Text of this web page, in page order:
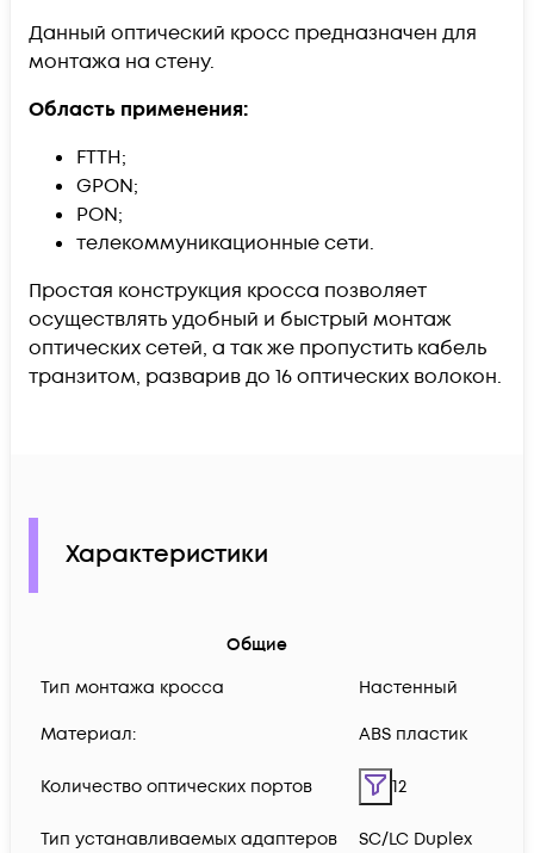
Данный оптический кросс предназначен для
монтажа на стену.
Область применения:
FTTH;
GPON;
PON;
телекоммуникационные сети.
Простая конструкция кросса позволяет
осуществлять удобный и быстрый монтаж
оптических сетей, а так же пропустить кабель
транзитом, разварив до 16 оптических волокон.
Характеристики
Общие
Тип монтажа кросса
Настенный
Материал: ABS пластик
Количество оптических портов 12
Тип устанавливаемых адаптеров SC/LC Duplex